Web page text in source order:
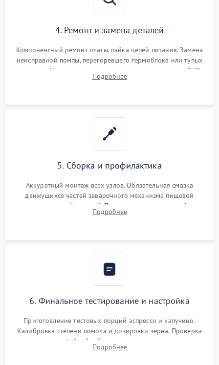
4. Ремонт и замена деталей
Компонентный ремонт платы, пайка цепей питания. Замена
неисправной помпы, перегоревшего термоблока или тупых
жерновов. Установка новых силиконовых уплотнителей (O-
ring) и тефлоновых трубок для надежного устранения
Подробнее
5. Сборка и профилактика
Аккуратный монтаж всех узлов. Обязательная смазка
движущихся частей заварочного механизма пищевой
силиконовой смазкой. Проведение программной
декальцинации и очистки системы от кофейных масел.
Подробнее
6. Финальное тестирование и настройка
Приготовление тестовых порций эспрессо и капучино.
Калибровка степени помола и дозировки зерна. Проверка
плотности кофейной таблетки, температуры напитка и
качества молочной пены. Контроль отсутствия посторонних
Подробнее